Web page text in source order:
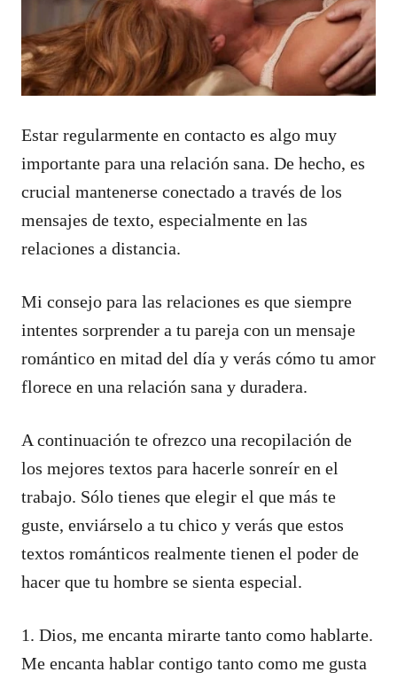
Estar regularmente en contacto es algo muy
importante para una relación sana. De hecho, es
crucial mantenerse conectado a través de los
mensajes de texto, especialmente en las
relaciones a distancia.
Mi consejo para las relaciones es que siempre
intentes sorprender a tu pareja con un mensaje
romántico en mitad del día y verás cómo tu amor
florece en una relación sana y duradera.
A continuación te ofrezco una recopilación de
los mejores textos para hacerle sonreír en el
trabajo. Sólo tienes que elegir el que más te
guste, enviárselo a tu chico y verás que estos
textos románticos realmente tienen el poder de
hacer que tu hombre se sienta especial.
1. Dios, me encanta mirarte tanto como hablarte.
Me encanta hablar contigo tanto como me gusta